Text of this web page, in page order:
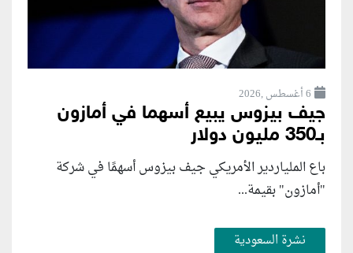
6 أغسطس ,2026
جيف بيزوس يبيع أسهما في أمازون
بـ350 مليون دولار
باع الملياردير الأمريكي جيف بيزوس أسهمًا في شركة
"أمازون" بقيمة...
نشرة السعودية